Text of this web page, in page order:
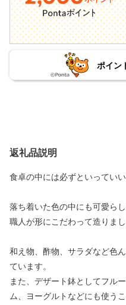
ポイン
返礼品説明
食卓の中には必ずといってい
落ち着いた色の中にも可愛ら
職人が形にこだわって造りまし
和え物、酢物、サラダなど色
ています。
また、デザート鉢としてフル
ム、ヨーグルトなどにも使うこ